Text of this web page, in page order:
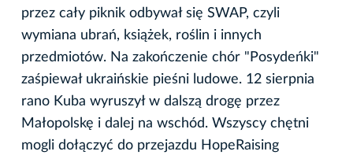
przez cały piknik odbywał się SWAP, czyli
wymiana ubrań, książek, roślin i innych
przedmiotów. Na zakończenie chór "Posydeńki"
zaśpiewał ukraińskie pieśni ludowe. 12 sierpnia
rano Kuba wyruszył w dalszą drogę przez
Małopolskę i dalej na wschód. Wszyscy chętni
mogli dołączyć do przejazdu HopeRaising